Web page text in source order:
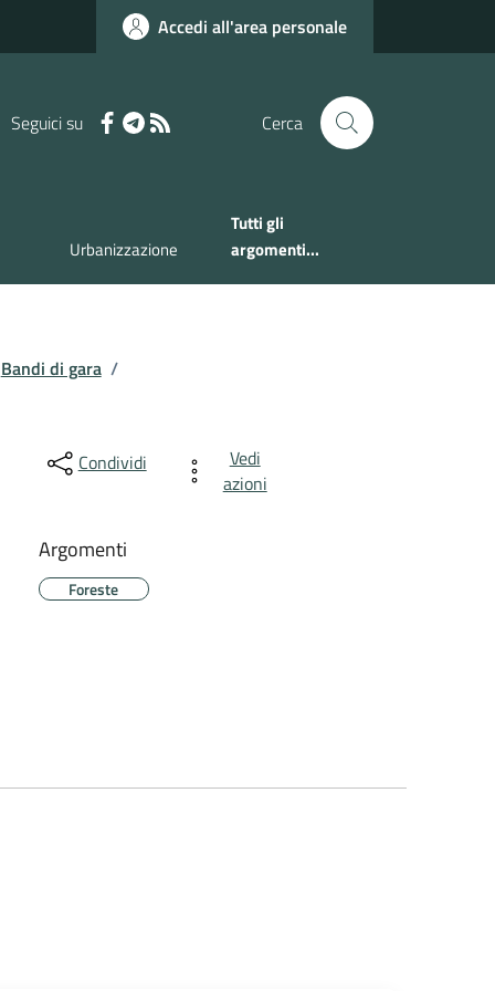
Accedi all'area personale
Seguici su Cerca
Urbanizzazione
Tutti gli
argomenti...
Bandi di gara /
Condividi
Vedi
azioni
Argomenti
Foreste